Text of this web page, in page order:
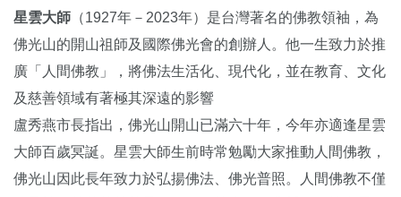
星雲大師 （1927年－2023年）是台灣著名的佛教領袖，為
佛光山的開山祖師及國際佛光會的創辦人。他一生致力於推
廣「人間佛教」，將佛法生活化、現代化，並在教育、文化
及慈善領域有著極其深遠的影響
盧秀燕市長指出，佛光山開山已滿六十年，今年亦適逢星雲
大師百歲冥誕。星雲大師生前時常勉勵大家推動人間佛教，
佛光山因此長年致力於弘揚佛法、佛光普照。人間佛教不僅